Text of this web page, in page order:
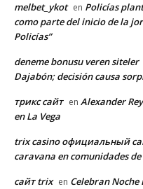
melbet_ykot en Policías
como parte del inicio de la
Policías”
deneme bonusu veren siteler
Dajabón; decisión causa
трикс сайт en Alexander
en La Vega
trix casino официальный
caravana en comunidades
сайт trix en Celebran Noche